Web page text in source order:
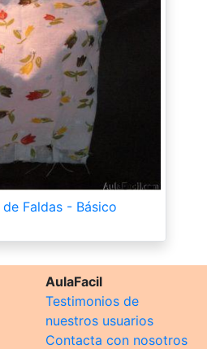
Faldas - Básico
AulaFacil
Testimonios de
nuestros usuarios
Contacta con nosotros